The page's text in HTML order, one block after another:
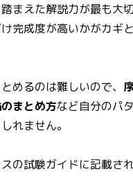
まえた解説力が最も大
完成度が高いかがカギ
めるのは難しいので、
まとめ方など自分のパ
れません。
の試験ガイドに記載さ